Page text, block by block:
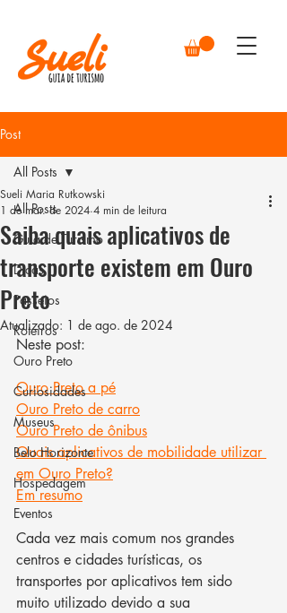
Post
All Posts
Guia de Turismo
Dicas
Passeios
Roteiros
Ouro Preto
Curiosidades
Museus
Belo Horizonte
Hospedagem
Eventos
All Posts
Saiba quais aplicativos de
transporte existem em Ouro
Preto
Sueli Maria Rutkowski
1 de mar. de 2024 4 min de leitura
Atualizado: 1 de ago. de 2024
Neste post:
Ouro Preto a pé
Ouro Preto de carro
Ouro Preto de ônibus
Quais aplicativos de mobilidade utilizar
em Ouro Preto?
Em resumo
Cada vez mais comum nos grandes
centros e cidades turísticas, os
transportes por aplicativos tem sido
muito utilizado devido a sua